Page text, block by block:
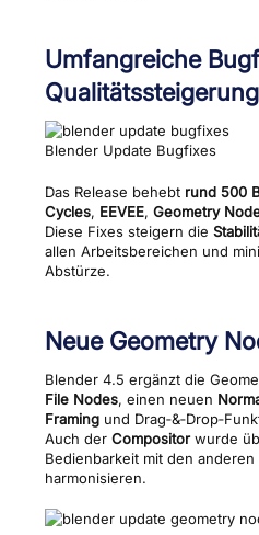
Umfangreiche
Qualitätssteigerung
Blender Update Bugfixes
Das Release behebt rund 500
Cycles, EEVEE,Geometry
Diese Fixes steigern die
allen Arbeitsbereichen und
Abstürze.
Neue Geometry
Blender 4.5 ergänzt die
File Nodes, einen neuen
Framing und
Auch derCompositorwurde
Bedienbarkeit mit den anderen
harmonisieren.